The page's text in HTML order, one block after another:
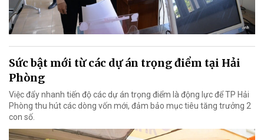
Sức bật mới từ các dự án trọng điểm tại Hải
Phòng
Việc đẩy nhanh tiến độ các dự án trọng điểm là động lực để TP Hải
Phòng thu hút các dòng vốn mới, đảm bảo mục tiêu tăng trưởng 2
con số.